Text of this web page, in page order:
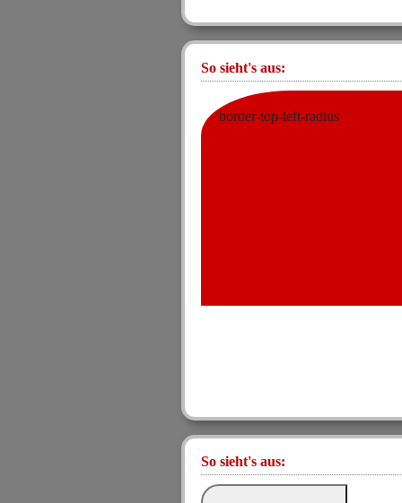
So sieht's aus:
border-top-left-radius
So sieht's aus: